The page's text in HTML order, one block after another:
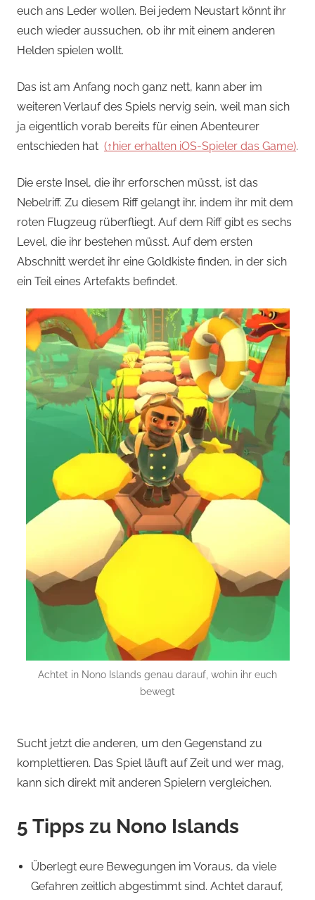
euch ans Leder wollen. Bei jedem Neustart könnt ihr
euch wieder aussuchen, ob ihr mit einem anderen
Helden spielen wollt.
Das ist am Anfang noch ganz nett, kann aber im
weiteren Verlauf des Spiels nervig sein, weil man sich
ja eigentlich vorab bereits für einen Abenteurer
entschieden hat (↑hier erhalten iOS-Spieler das Game).
Die erste Insel, die ihr erforschen müsst, ist das
Nebelriff. Zu diesem Riff gelangt ihr, indem ihr mit dem
roten Flugzeug rüberfliegt. Auf dem Riff gibt es sechs
Level, die ihr bestehen müsst. Auf dem ersten
Abschnitt werdet ihr eine Goldkiste finden, in der sich
ein Teil eines Artefakts befindet.
Achtet in Nono Islands genau darauf, wohin ihr euch
bewegt
Sucht jetzt die anderen, um den Gegenstand zu
komplettieren. Das Spiel läuft auf Zeit und wer mag,
kann sich direkt mit anderen Spielern vergleichen.
5 Tipps zu Nono Islands
Überlegt eure Bewegungen im Voraus, da viele
Gefahren zeitlich abgestimmt sind. Achtet darauf,